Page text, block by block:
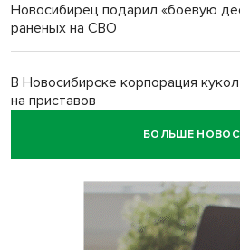
Новосибирец подарил «боевую
раненых на СВО
В Новосибирске корпорация
на приставов
В Новосибирске минздрав
В Новосибирске врачи
пациентов с катарактой
БОЛЬШЕ